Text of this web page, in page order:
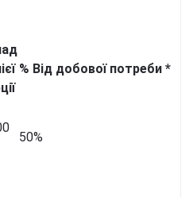
% Від добової потреби *
50%